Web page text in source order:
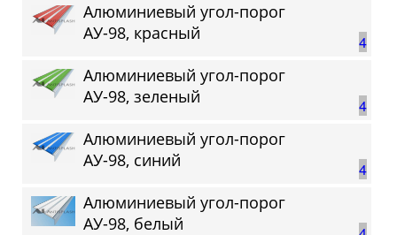
4
Алюминиевый угол-порог
АУ-98, красный
4
Алюминиевый угол-порог
АУ-98, зеленый
4
Алюминиевый угол-порог
АУ-98, синий
Алюминиевый угол-порог
АУ-98, белый